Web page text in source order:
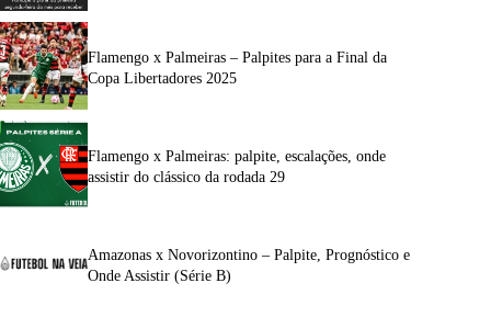
Flamengo x Palmeiras – Palpites para a Final da
Copa Libertadores 2025
Flamengo x Palmeiras: palpite, escalações, onde
assistir do clássico da rodada 29
Amazonas x Novorizontino – Palpite, Prognóstico e
Onde Assistir (Série B)